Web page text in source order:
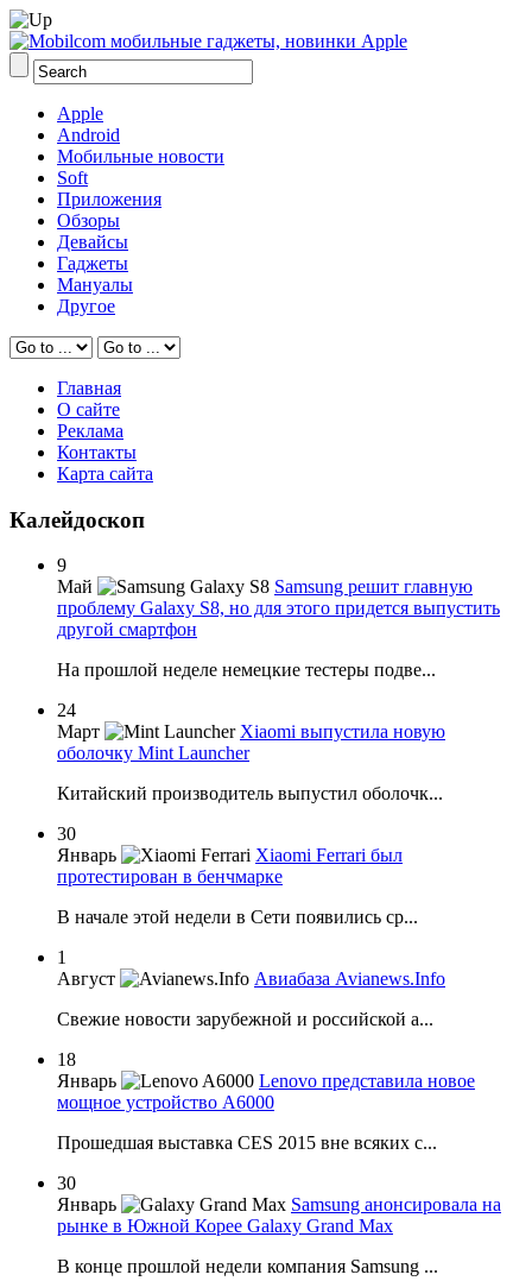
Apple
Android
Мобильные новости
Soft
Приложения
Обзоры
Девайсы
Гаджеты
Мануалы
Другое
Главная
О сайте
Реклама
Контакты
Карта сайта
Калейдоскоп
9
Май
Samsung решит главную
проблему Galaxy S8, но для этого придется выпустить
другой смартфон
На прошлой неделе немецкие тестеры подве...
24
Март
Xiaomi выпустила новую
оболочку Mint Launcher
Китайский производитель выпустил оболочк...
30
Январь
Xiaomi Ferrari был
протестирован в бенчмарке
В начале этой недели в Сети появились ср...
1
Август
Авиабаза Avianews.Info
Свежие новости зарубежной и российской а...
18
Январь
Lenovo представила новое
мощное устройство A6000
Прошедшая выставка CES 2015 вне всяких с...
30
Январь
Samsung анонсировала на
рынке в Южной Корее Galaxy Grand Max
В конце прошлой недели компания Samsung ...